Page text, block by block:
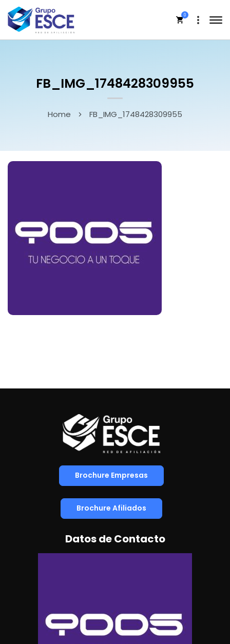
0
FB_IMG_1748428309955
Home FB_IMG_1748428309955
Brochure Empresas
Brochure Afiliados
Datos de Contacto